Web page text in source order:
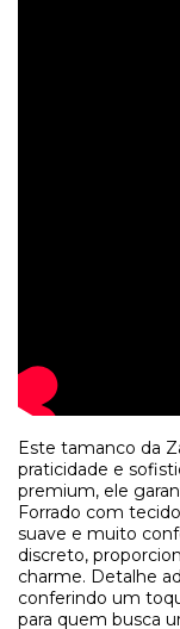
Este tamanco da
praticidade e
premium, ele
Forrado com
suave e muito
discreto,
charme. Detalhe
conferindo um
para quem busca